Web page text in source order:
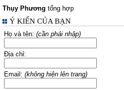
Thụy Phương tổng hợp
Ý KIẾN CỦA BẠN
Họ và tên: (cần phải nhập)
Địa chỉ:
Email: (không hiện lên trang)